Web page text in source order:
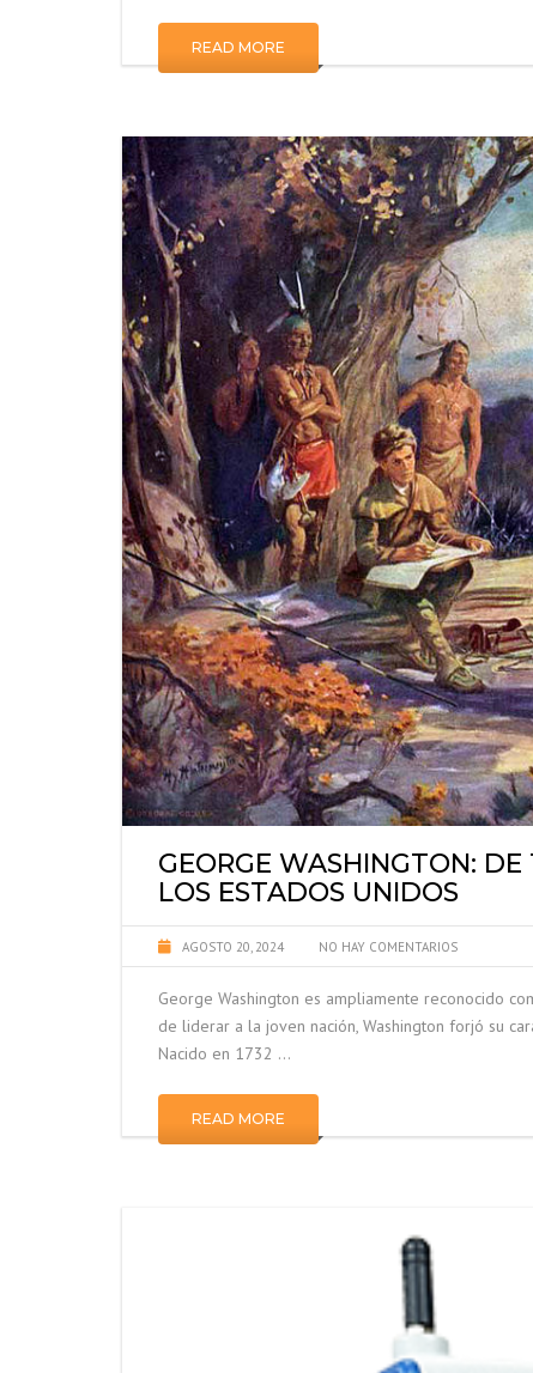
READ MORE
GEORGE WASHINGTON:
LOS ESTADOS UNIDOS
AGOSTO 20, 2024 NO HAY COMENTARIOS
George Washington es ampliamente reconocido
de liderar a la joven nación, Washington forjó su
Nacido en 1732 …
READ MORE